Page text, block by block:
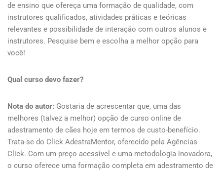
de ensino que ofereça uma formação de qualidade, com
instrutores qualificados, atividades práticas e teóricas
relevantes e possibilidade de interação com outros alunos e
instrutores. Pesquise bem e escolha a melhor opção para
você!
Qual curso devo fazer?
Nota do autor: Gostaria de acrescentar que, uma das
melhores (talvez a melhor) opção de curso online de
adestramento de cães hoje em termos de custo-benefício.
Trata-se do Click AdestraMentor, oferecido pela Agências
Click. Com um preço acessível e uma metodologia inovadora,
o curso oferece uma formação completa em adestramento de